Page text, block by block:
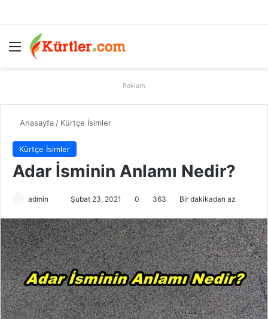
Menü
Reklam
Anasayfa / Kürtçe İsimler
Kürtçe İsimler
Adar İsminin Anlamı Nedir?
admin
r
e
-
p
o
s
t
Şubat 23, 2021 0 363 Bir dakikadan az